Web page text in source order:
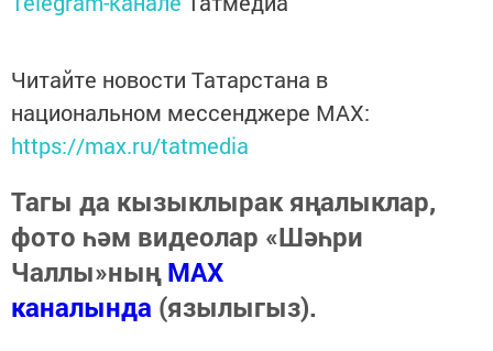
Читайте новости Татарстана в
национальном мессенджере MАХ:
https://max.ru/tatmedia
Тагы да кызыклырак яңалыклар,
фото һәм видеолар «Шәһри
Чаллы»ныңMAX
каналында (язылыгыз).